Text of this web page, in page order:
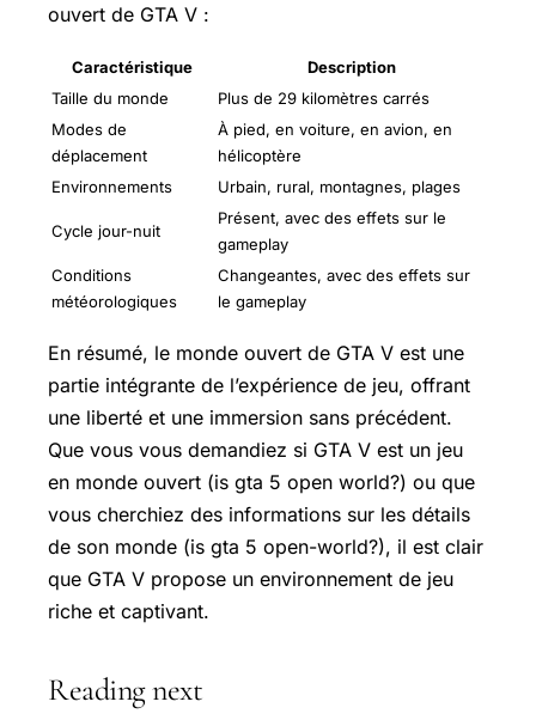
ouvert de GTA V :
Caractéristique
Description
Taille du monde
Plus de 29 kilomètres carrés
Modes de
déplacement
À pied, en voiture, en avion, en
hélicoptère
Environnements
Urbain, rural, montagnes, plages
Cycle jour-nuit
Présent, avec des effets sur le
gameplay
Conditions
météorologiques
Changeantes, avec des effets sur
le gameplay
En résumé, le monde ouvert de GTA V est une
partie intégrante de l’expérience de jeu, offrant
une liberté et une immersion sans précédent.
Que vous vous demandiez si GTA V est un jeu
en monde ouvert (is gta 5 open world?) ou que
vous cherchiez des informations sur les détails
de son monde (is gta 5 open-world?), il est clair
que GTA V propose un environnement de jeu
riche et captivant.
Reading next